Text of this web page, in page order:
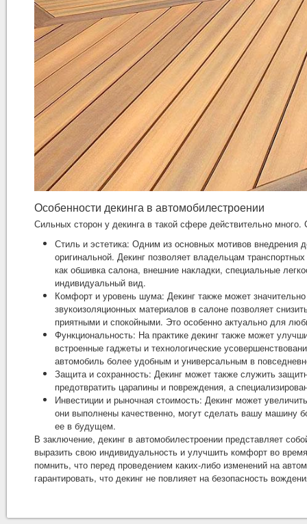
Особенности декинга в автомобилестроении
Сильных сторон у декинга в такой сфере действительно
Стиль и эстетика: Одним из основных мотивов внедрения
оригинальной. Декинг позволяет владельцам
как обшивка салона, внешние накладки, специальные
индивидуальный вид.
Комфорт и уровень шума: Декинг также может
звукоизоляционных материалов в салоне позволяет
приятными и спокойными. Это особенно актуально для
Функциональность: На практике декинг также может
встроенные гаджеты и технологические
автомобиль более удобным и универсальным в
Защита и сохранность: Декинг может также служить
предотвратить царапины и повреждения, а
Инвестиции и рыночная стоимость: Декинг может
они выполнены качественно, могут сделать вашу машину
ее в будущем.
В заключение, декинг в автомобилестроении представляет
выразить свою индивидуальность и улучшить комфорт во
помнить, что перед проведением каких-либо изменений на
гарантировать, что декинг не повлияет на безопасность